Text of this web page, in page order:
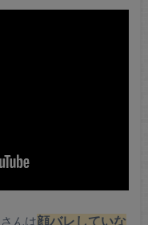
んは顔バレしていな